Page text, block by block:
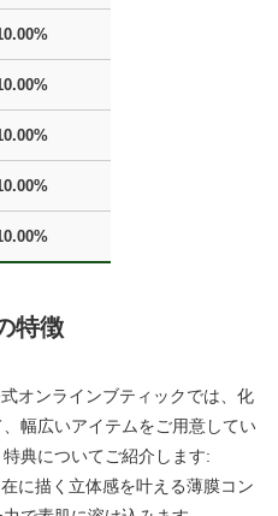
特徴
オンラインブティックでは、化
幅広いアイテムをご用意してい
典についてご紹介します:
に描く立体感を叶える薄膜コン